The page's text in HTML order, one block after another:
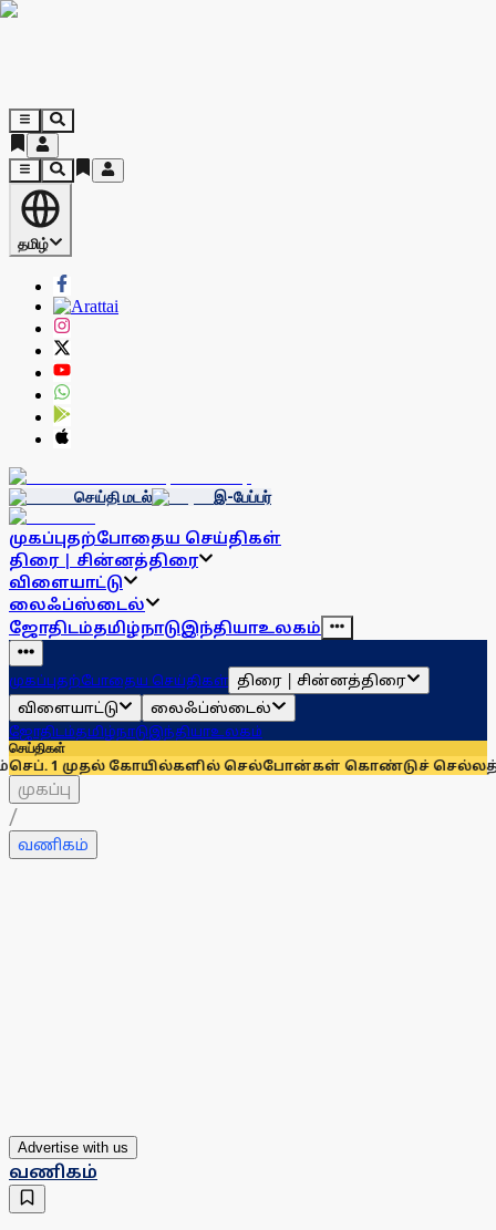
தமிழ்
செய்தி மடல் இ-பேப்பர்
முகப்புதற்போதைய செய்திகள்
திரை | சின்னத்திரை
விளையாட்டு
லைஃப்ஸ்டைல்
ஜோதிடம்தமிழ்நாடுஇந்தியாஉலகம்
முகப்புதற்போதைய செய்திகள் திரை | சின்னத்திரை
விளையாட்டு
லைஃப்ஸ்டைல்
ஜோதிடம்தமிழ்நாடுஇந்தியாஉலகம்
செய்திகள்
கோயில்களில் செல்போன்கள் கொண்டுச் செல்லத் தடை! -
முகப்பு
/
வணிகம்
Advertise with us
வணிகம்